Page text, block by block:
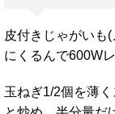
皮付きじゃがいも
にくるんで600W
玉ねぎ1/2個を薄